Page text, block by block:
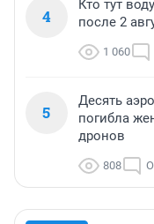
4
Кто тут
после 2
1 060
5
Десять
погибла
дронов
808